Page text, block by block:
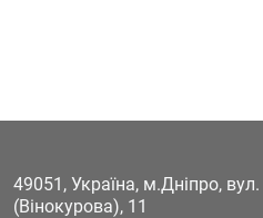
49051, Україна, м.Дніпро,
(Вінокурова), 11